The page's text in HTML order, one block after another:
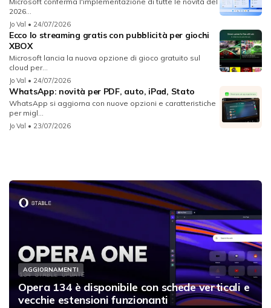
2026...
Jo Val • 24/07/2026
Ecco lo streaming gratis con pubblicità per giochi
XBOX
Microsoft lancia la nuova opzione di gioco gratuito sul
cloud per...
Jo Val • 24/07/2026
WhatsApp: novità per PDF, auto, iPad, Stato
WhatsApp si aggiorna con nuove opzioni e caratteristiche
per migl...
Jo Val • 23/07/2026
AGGIORNAMENTI
Opera 134 è disponibile con schede verticali e
vecchie estensioni funzionanti